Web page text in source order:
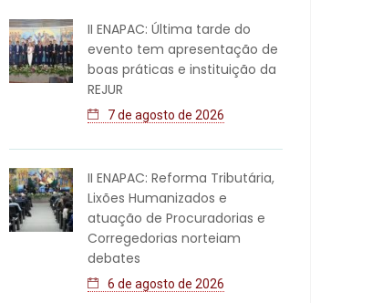
II ENAPAC: Última tarde do
evento tem apresentação de
boas práticas e instituição da
REJUR
7 de agosto de 2026
II ENAPAC: Reforma Tributária,
Lixões Humanizados e
atuação de Procuradorias e
Corregedorias norteiam
debates
6 de agosto de 2026